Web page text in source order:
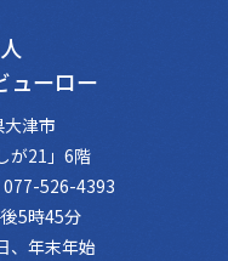
ューロー
津市
が21」6階
526-4393
5時45分
、年末年始